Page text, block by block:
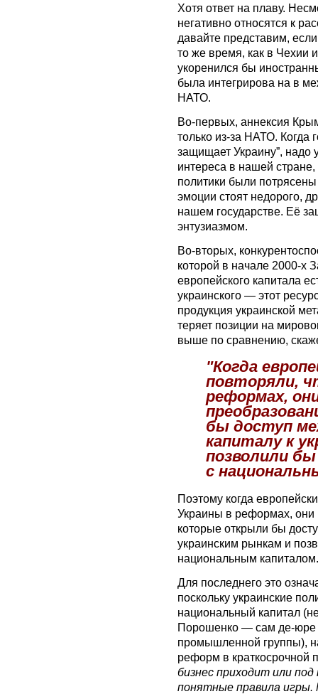
Хотя ответ на плаву.
негативно относятся к
давайте представим,
то же время, как в Чехии
укоренился бы
была интегрирова на в
НАТО.
Во-первых, аннексия
только из-за НАТО. Когда
защищает Украину”, надо
интереса в нашей
политики были
эмоции стоят недорого,
нашем государстве. Её
энтузиазмом.
Во-вторых,
которой в начале 2000-х
европейского капитала
украинского — этот
продукция украинской
теряет позиции на
выше по сравнению,
"Когда
повторяли,
реформах,
бы доступ
капиталу к
позволили
с
Поэтому когда
Украины в реформах, они
которые открыли бы
украинским рынкам и
национальным капиталом.
Для последнего это
поскольку украинские
национальный капитал
Порошенко — сам де-юре
промышленной группы),
реформ в краткосрочной
бизнес приходит или
понятные правила